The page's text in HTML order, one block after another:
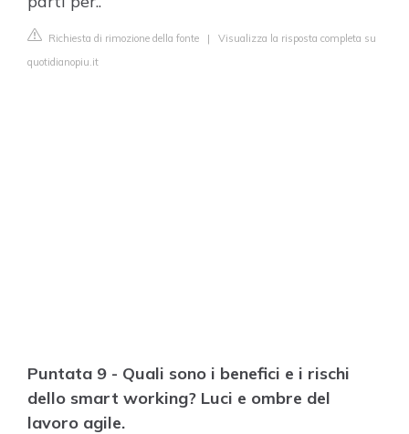
Richiesta di rimozione della fonte | Visualizza la risposta completa su
quotidianopiu.it
Puntata 9 - Quali sono i benefici e i rischi
dello smart working? Luci e ombre del
lavoro agile.